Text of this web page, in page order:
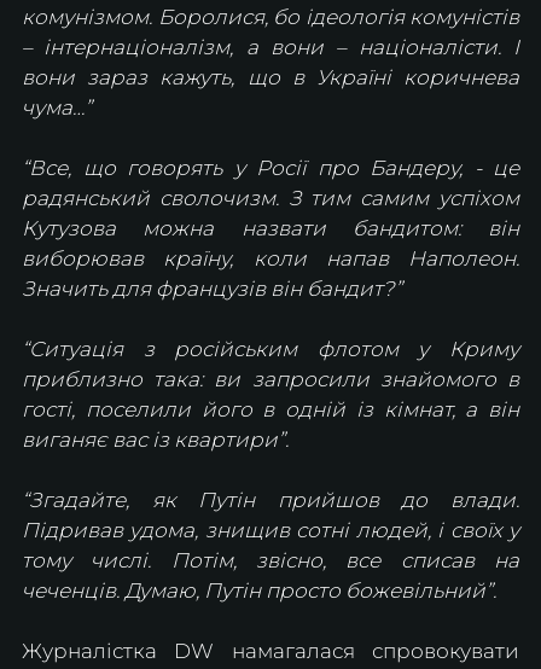
комунізмом. Боролися, бо ідеологія комуністів
– інтернаціоналізм, а вони – націоналісти. І
вони зараз кажуть, що в Україні коричнева
чума…”
“Все, що говорять у Росії про Бандеру, - це
радянський сволочизм. З тим самим успіхом
Кутузова можна назвати бандитом: він
виборював країну, коли напав Наполеон.
Значить для французів він бандит?”
“Ситуація з російським флотом у Криму
приблизно така: ви запросили знайомого в
гості, поселили його в одній із кімнат, а він
виганяє вас із квартири”.
“Згадайте, як Путін прийшов до влади.
Підривав удома, знищив сотні людей, і своїх у
тому числі. Потім, звісно, все списав на
чеченців. Думаю, Путін просто божевільний”.
Журналістка DW намагалася спровокувати